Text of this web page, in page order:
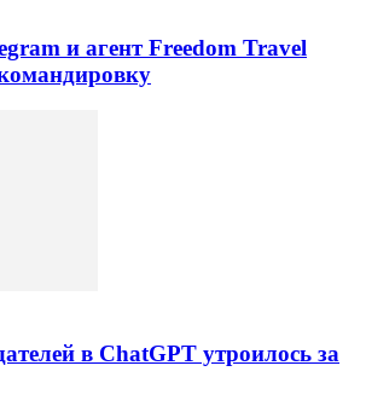
и агент Freedom Travel
в ChatGPT утроилось за